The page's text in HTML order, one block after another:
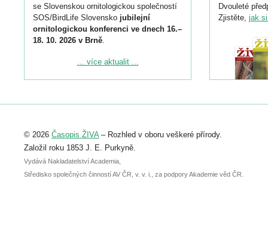
se Slovenskou ornitologickou společností
SOS/BirdLife Slovensko jubilejní
ornitologickou konferenci ve dnech 16.–
18. 10. 2026 v Brně.
Podrobnější informace ke konferenci
Registrovat se můžete do 6. září.
abstraktu přihlášené přednášky nebo
posteru je už 30. června.
... více aktualit ...
Dvouleté
Zjistěte, jak
© 2026 Časopis ŽIVA– Rozhled v oboru veškeré přírody.
Založil roku 1853 J. E. Purkyně.
Vydává Nakladatelství Academia,
Středisko společných činností AV ČR, v. v. i., za podpory Akademie věd ČR.